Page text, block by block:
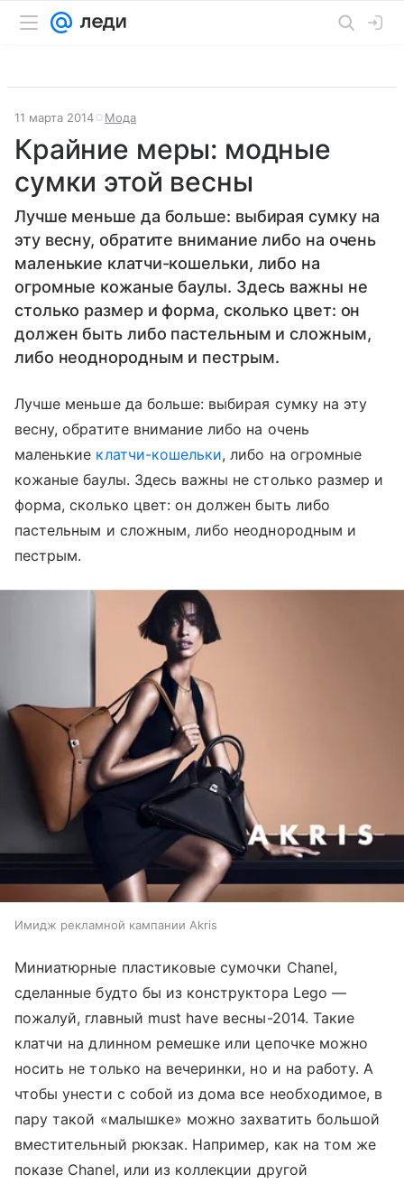
11 марта 2014 Мода
Крайние меры: модные
сумки этой весны
Лучше меньше да больше: выбирая сумку на
эту весну, обратите внимание либо на очень
маленькие клатчи-кошельки, либо на
огромные кожаные баулы. Здесь важны не
столько размер и форма, сколько цвет: он
должен быть либо пастельным и сложным,
либо неоднородным и пестрым.
Лучше меньше да больше: выбирая сумку на эту
весну, обратите внимание либо на очень
маленькие клатчи-кошельки, либо на огромные
кожаные баулы. Здесь важны не столько размер и
форма, сколько цвет: он должен быть либо
пастельным и сложным, либо неоднородным и
пестрым.
Имидж рекламной кампании Akris
Миниатюрные пластиковые сумочки Chanel,
сделанные будто бы из конструктора Lego —
пожалуй, главный must have весны-2014. Такие
клатчи на длинном ремешке или цепочке можно
носить не только на вечеринки, но и на работу. А
чтобы унести с собой из дома все необходимое, в
пару такой «малышке» можно захватить большой
вместительный рюкзак. Например, как на том же
показе Chanel, или из коллекции другой